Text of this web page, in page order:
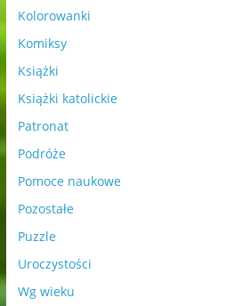
Kolorowanki
Komiksy
Książki
Książki katolickie
Patronat
Podróże
Pomoce naukowe
Pozostałe
Puzzle
Uroczystości
Wg wieku